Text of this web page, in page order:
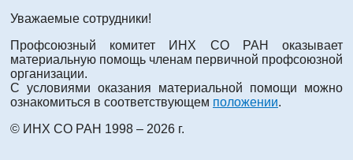
Уважаемые сотрудники!
Профсоюзный комитет ИНХ СО РАН оказывает
материальную помощь членам первичной профсоюзной
организации.
С условиями оказания материальной помощи можно
ознакомиться в соответствующем положении.
© ИНХ СО РАН 1998 – 2026 г.